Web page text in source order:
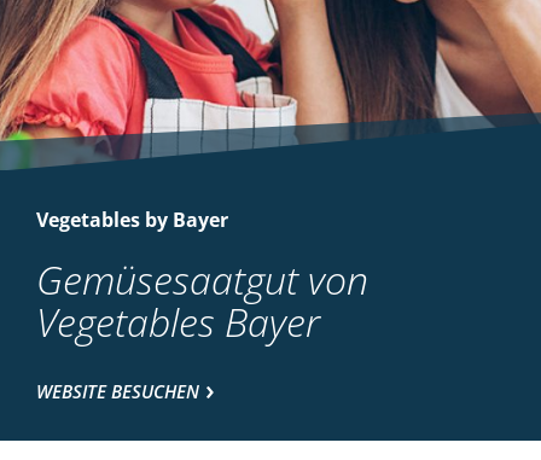
Vegetables by Bayer
Gemüsesaatgut von
Vegetables Bayer
WEBSITE BESUCHEN